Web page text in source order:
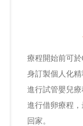
療程開始前可
身訂製個人化精
進行試管嬰兒療
進行借卵療程
回家。